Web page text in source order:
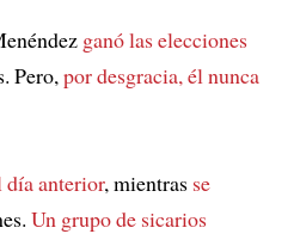
ganó las elecciones
Pero,por desgracia, él nunca
día anterior, mientras se
Un grupo de sicarios